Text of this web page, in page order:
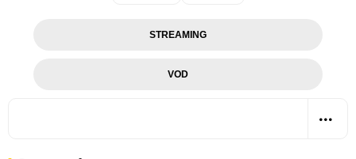
STREAMING
VOD